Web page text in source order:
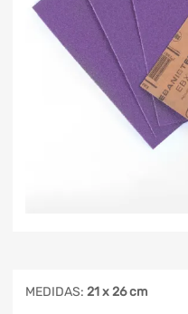
MEDIDAS: 21 x 26 cm